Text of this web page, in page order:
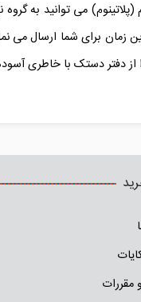
(پلاتینوم) می توانید به
زمان برای شما ارسال می
از دفتر دستک با خاطری
مقررات